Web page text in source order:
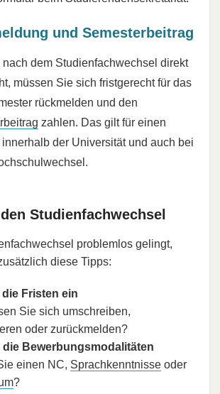
und Semesterbeitrag
nach dem Studienfachwechsel direkt
müssen Sie sich fristgerecht für das
rückmelden und den
zahlen. Das gilt für einen
der Universität und auch bei
Studienfachwechsel
problemlos gelingt,
diese Tipps:
die Fristen ein
Sie sich umschreiben,
oder zurückmelden?
die Bewerbungsmodalitäten
einen NC, Sprachkenntnisse oder
?